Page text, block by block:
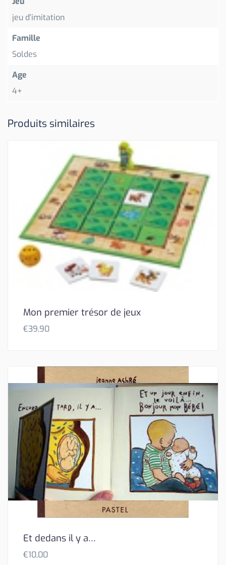
jeu d'imitation
Famille
Soldes
Age
4+
Produits similaires
Mon premier trésor de jeux
€39,90
Et dedans il y a…
€10,00